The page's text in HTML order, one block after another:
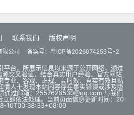
联系我们 版权声明
限公司 备案号： 粤ICP备2026074253号-2
平台，所展示信息均来源于公开网络，通过
交叉验证，结合真实用户经验、官方网站
专业、客观、正规、高时效、真实有效且贴
情人士发现本站内容存在事实错误或涉及版
通过邮箱：2557628530@qq.com 与我们
立即依法处理。当前页面信息更新时间：20
10T00:38:33+08:00